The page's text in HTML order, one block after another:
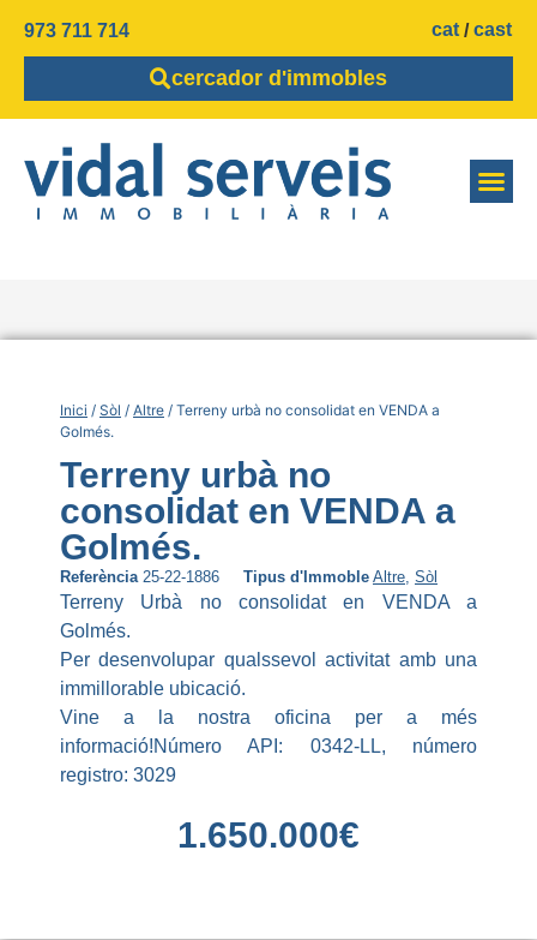
973 711 714 cat cast
cercador d'immobles
Inici / Sòl / Altre / Terreny urbà no consolidat en VENDA a
Golmés.
Terreny urbà no
consolidat en VENDA a
Golmés.
Referència 25-22-1886 Tipus d'Immoble Altre, Sòl
Terreny Urbà no consolidat en VENDA a
Golmés.
Per desenvolupar qualssevol activitat amb una
immillorable ubicació.
Vine a la nostra oficina per a més
informació!Número API: 0342-LL, número
registro: 3029
1.650.000€